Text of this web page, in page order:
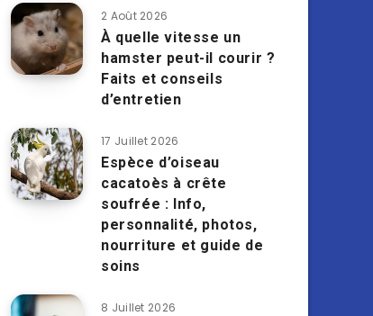
2 Août 2026
À quelle vitesse un
hamster peut-il courir ?
Faits et conseils
d’entretien
17 Juillet 2026
Espèce d’oiseau
cacatoès à crête
soufrée : Info,
personnalité, photos,
nourriture et guide de
soins
8 Juillet 2026